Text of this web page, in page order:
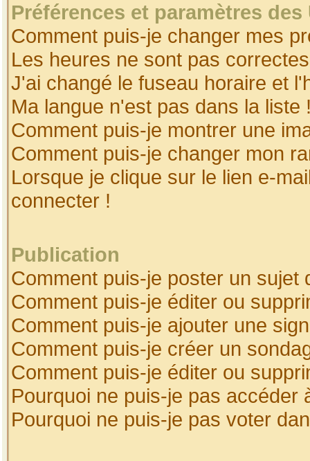
Préférences et paramètres
Comment puis-je changer mes
Les heures ne sont pas
J'ai changé le fuseau horaire et
Ma langue n'est pas dans la liste
Comment puis-je montrer une
Comment puis-je changer mon
Lorsque je clique sur le lien e-
connecter !
Publication
Comment puis-je poster un sujet
Comment puis-je éditer ou
Comment puis-je ajouter une
Comment puis-je créer un
Comment puis-je éditer ou
Pourquoi ne puis-je pas accéder
Pourquoi ne puis-je pas voter